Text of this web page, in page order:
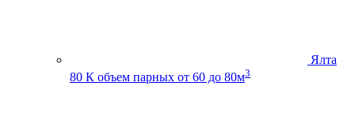
Ялта
80 К объем парных от 60 до 80м3